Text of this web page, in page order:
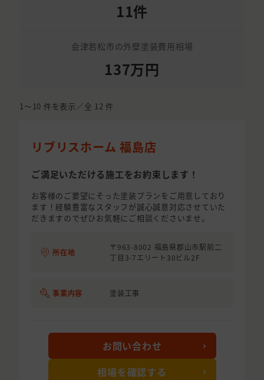
11件
会津若松市の外壁塗装費用相場
137万円
1〜10 件を表示／全 12 件
リブリスホーム 福島店
ご満足いただける施工をお約束します！
お客様のご要望にそった塗装プランをご用意しており
ます！経験豊富なスタッフが誠心誠意対応させていた
だきますのでぜひお気軽にご相談くださいませ。
所在地
〒963-8002 福島県郡山市駅前二
丁目3-7エリート30ビル2F
事業内容 塗装工事
お問い合わせ
相場を確認する